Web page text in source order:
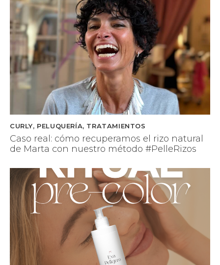
CURLY, PELUQUERÍA, TRATAMIENTOS
Caso real: cómo recuperamos el rizo natural
de Marta con nuestro método #PelleRizos